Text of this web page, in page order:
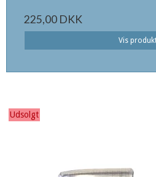
225,00 DKK
Vis
Udsolgt